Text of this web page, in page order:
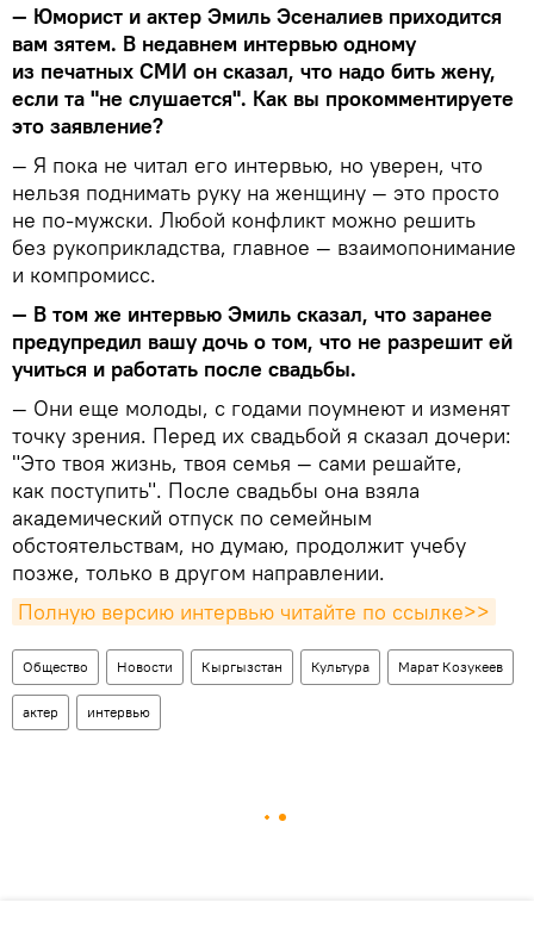
— Юморист и актер Эмиль Эсеналиев приходится
вам зятем. В недавнем интервью одному
из печатных СМИ он сказал, что надо бить жену,
если та "не слушается". Как вы прокомментируете
это заявление?
— Я пока не читал его интервью, но уверен, что
нельзя поднимать руку на женщину — это просто
не по-мужски. Любой конфликт можно решить
без рукоприкладства, главное — взаимопонимание
и компромисс.
— В том же интервью Эмиль сказал, что заранее
предупредил вашу дочь о том, что не разрешит ей
учиться и работать после свадьбы.
— Они еще молоды, с годами поумнеют и изменят
точку зрения. Перед их свадьбой я сказал дочери:
"Это твоя жизнь, твоя семья — сами решайте,
как поступить". После свадьбы она взяла
академический отпуск по семейным
обстоятельствам, но думаю, продолжит учебу
позже, только в другом направлении.
Полную версию интервью читайте по ссылке>>
Общество Новости Кыргызстан Культура Марат Козукеев
актер интервью